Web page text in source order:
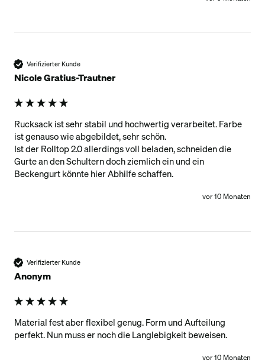
Verifizierter Kunde
Nicole Gratius-Trautner
Rucksack ist sehr stabil und hochwertig verarbeitet. Farbe
ist genauso wie abgebildet, sehr schön.
Ist der Rolltop 2.0 allerdings voll beladen, schneiden die
Gurte an den Schultern doch ziemlich ein und ein
vor 10 Monaten
Verifizierter Kunde
Anonym
Material fest aber flexibel genug. Form und Aufteilung
perfekt. Nun muss er noch die Langlebigkeit beweisen.
vor 10 Monaten